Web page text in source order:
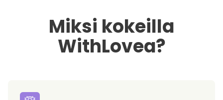
Miksi kokeilla
WithLovea?